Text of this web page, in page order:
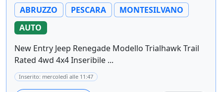
ABRUZZO PESCARA
MONTESILVANO
AUTO
New Entry Jeep Renegade Modello Trialhawk Trail
Rated 4wd 4x4 Inseribile ...
Inserito: mercoledì alle 11:47